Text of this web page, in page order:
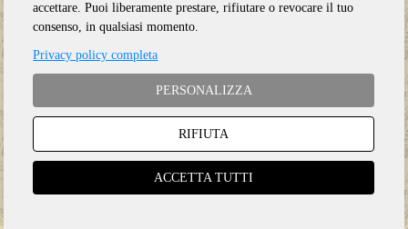
Anno:2026
accettare. Puoi liberamente prestare, rifiutare o revocare il tuo
consenso, in qualsiasi momento.
Privacy policy completa
PERSONALIZZA
RIFIUTA
ACCETTA TUTTI